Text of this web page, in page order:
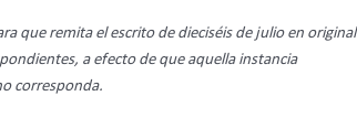
que remita el escrito de dieciséis de julio en original
a efecto de que aquella instancia
corresponda.